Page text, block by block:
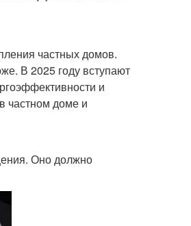
частных домов.
В 2025 году вступают
и
частном доме и
Оно должно